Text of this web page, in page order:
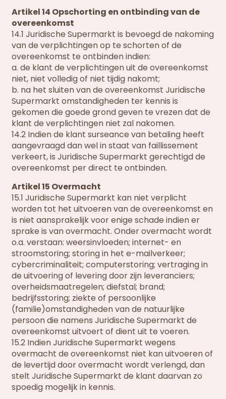
Artikel 14 Opschorting en ontbinding van de
overeenkomst
14.1 Juridische Supermarkt is bevoegd de nakoming
van de verplichtingen op te schorten of de
overeenkomst te ontbinden indien:
a. de klant de verplichtingen uit de overeenkomst
niet, niet volledig of niet tijdig nakomt;
b. na het sluiten van de overeenkomst Juridische
Supermarkt omstandigheden ter kennis is
gekomen die goede grond geven te vrezen dat de
klant de verplichtingen niet zal nakomen.
14.2 Indien de klant surseance van betaling heeft
aangevraagd dan wel in staat van faillissement
verkeert, is Juridische Supermarkt gerechtigd de
overeenkomst per direct te ontbinden.
Artikel 15 Overmacht
15.1 Juridische Supermarkt kan niet verplicht
worden tot het uitvoeren van de overeenkomst en
is niet aansprakelijk voor enige schade indien er
sprake is van overmacht. Onder overmacht wordt
o.a. verstaan: weersinvloeden; internet- en
stroomstoring; storing in het e-mailverkeer;
cybercriminaliteit; computerstoring; vertraging in
de uitvoering of levering door zijn leveranciers;
overheidsmaatregelen; diefstal; brand;
bedrijfsstoring; ziekte of persoonlijke
(familie)omstandigheden van de natuurlijke
persoon die namens Juridische Supermarkt de
overeenkomst uitvoert of dient uit te voeren.
15.2 Indien Juridische Supermarkt wegens
overmacht de overeenkomst niet kan uitvoeren of
de levertijd door overmacht wordt verlengd, dan
stelt Juridische Supermarkt de klant daarvan zo
spoedig mogelijk in kennis.